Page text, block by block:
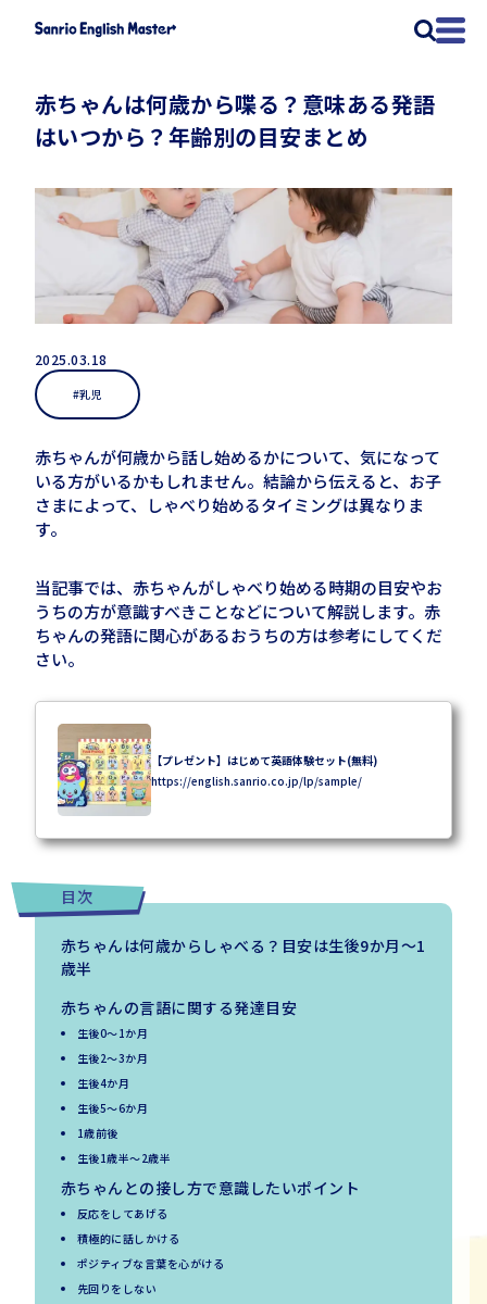
赤ちゃんは何歳から喋る？意味ある発語
はいつから？年齢別の目安まとめ
2025.03.18
#乳児
赤ちゃんが何歳から話し始めるかについて、気になって
いる方がいるかもしれません。結論から伝えると、お子
さまによって、しゃべり始めるタイミングは異なりま
す。
当記事では、赤ちゃんがしゃべり始める時期の目安やお
うちの方が意識すべきことなどについて解説します。赤
ちゃんの発語に関心があるおうちの方は参考にしてくだ
さい。
【プレゼント】はじめて英語体験セット(無料)
https://english.sanrio.co.jp/lp/sample/
目次
赤ちゃんは何歳からしゃべる？目安は生後9か月～1
歳半
赤ちゃんの言語に関する発達目安
生後0～1か月
生後2～3か月
生後4か月
生後5～6か月
1歳前後
生後1歳半〜2歳半
赤ちゃんとの接し方で意識したいポイント
反応をしてあげる
積極的に話しかける
ポジティブな言葉を心がける
先回りをしない